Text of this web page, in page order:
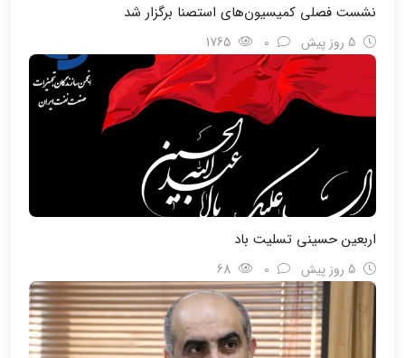
نشست فصلی کمیسیون‌های استصنا برگزار شد
اربعین حسینی تسلیت باد